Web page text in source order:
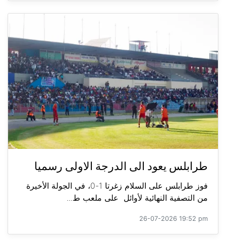
طرابلس يعود الى الدرجة الاولى رسميا
فوز طرابلس على السلام زغرتا 1-0، في الجولة الأخيرة
من التصفية النهائية لأوائل على ملعب ط...
26-07-2026 19:52 pm